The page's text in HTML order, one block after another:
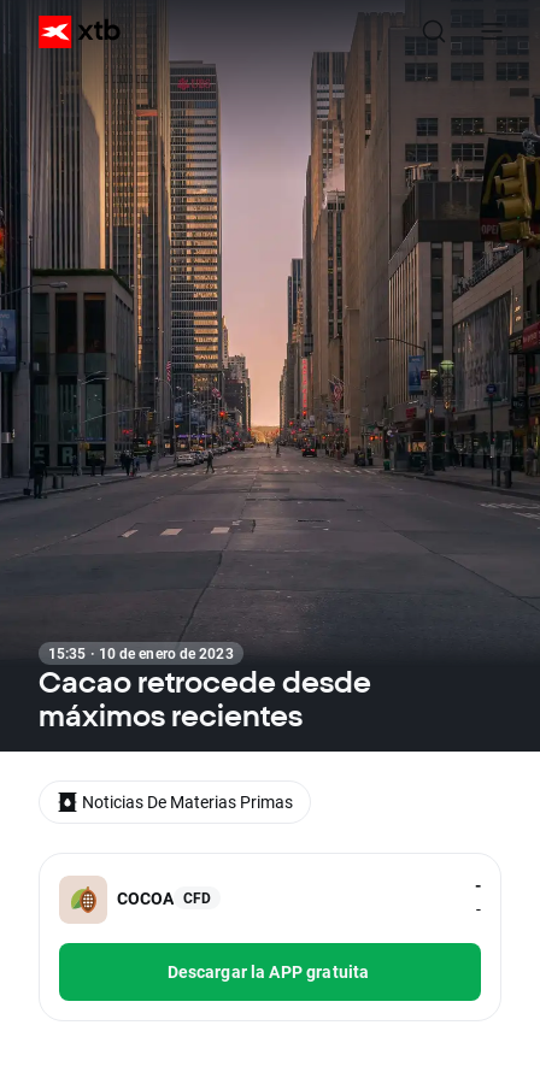
15:35 · 10 de enero de 2023
Cacao retrocede desde
máximos recientes
COCOA CFD
-
-
Descargar la APP gratuita
Noticias De Materias Primas